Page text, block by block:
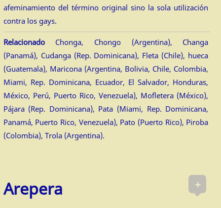
afeminamiento del término original sino la sola utilización
contra los gays.
RelacionadoChonga, Chongo (Argentina), Changa
(Panamá), Cudanga (Rep. Dominicana), Fleta (Chile), hueca
(Guatemala), Maricona (Argentina, Bolivia, Chile, Colombia,
Miami, Rep. Dominicana, Ecuador, El Salvador, Honduras,
México, Perú, Puerto Rico, Venezuela), Mofletera (México),
Pájara (Rep. Dominicana), Pata (Miami, Rep. Dominicana,
Panamá, Puerto Rico, Venezuela), Pato (Puerto Rico), Piroba
(Colombia), Trola (Argentina).
+
Arepera